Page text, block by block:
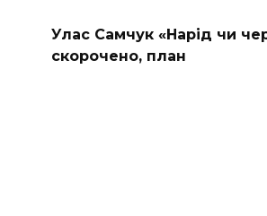
Улас Самчук «Нарід чи
скорочено, план